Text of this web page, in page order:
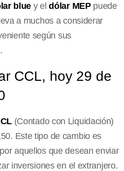
blue y eldólar MEPpuede
a muchos a considerar
según sus
CCL, hoy 29 de
(Contado con Liquidación)
Este tipo de cambio es
aquellos que desean enviar
inversiones en el extranjero.